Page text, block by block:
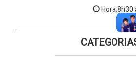
Hora:8h30